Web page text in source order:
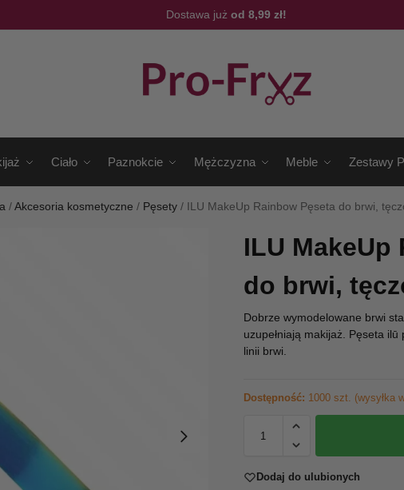
Dostawa już od 8,99 zł!
Ciało Paznokcie Mężczyzna Meble Zestawy
/Akcesoria kosmetyczne / Pęsety / ILU MakeUp Rainbow Pęseta do brwi,
ILU MakeUp
do brwi,
Dobrze wymodelowane brwi
uzupełniają makijaż. Pęseta ilū
linii brwi.
Dostępność: 1000 szt. (wysyłka
Dodaj do ulubionych